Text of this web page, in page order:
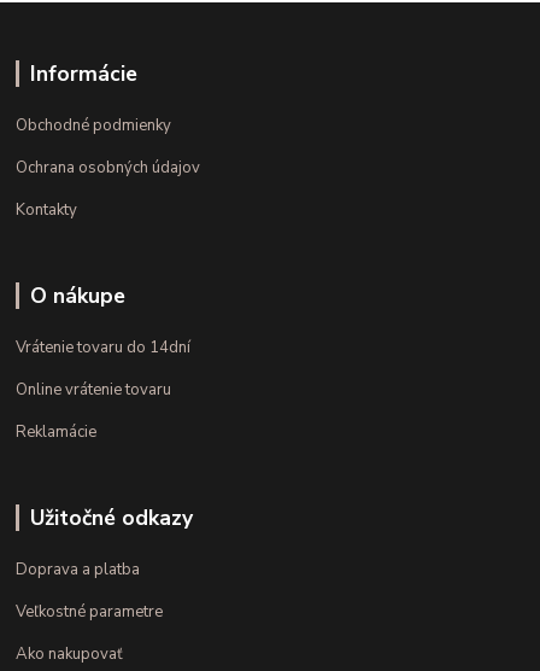
Informácie
Obchodné podmienky
Ochrana osobných údajov
Kontakty
O nákupe
Vrátenie tovaru do 14dní
Online vrátenie tovaru
Reklamácie
Užitočné odkazy
Doprava a platba
Veľkostné parametre
Ako nakupovať